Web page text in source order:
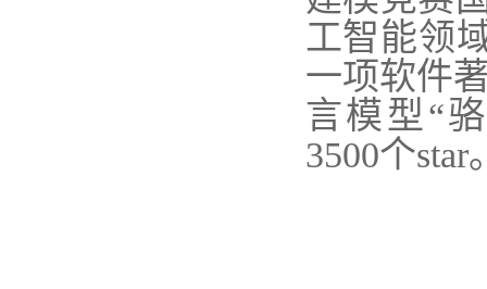
工智能领
一项软件
言模型“
3500个star